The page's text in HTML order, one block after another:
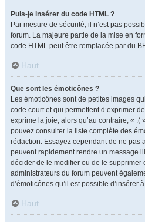
Puis-je insérer du code HTML ?
Par mesure de sécurité, il n’est pas
forum. La majeure partie de la mise en
code HTML peut être remplacée par du
Haut
Que sont les émoticônes ?
Les émoticônes sont de petites images
code court et qui permettent d’exprimer
exprime la joie, alors qu’au contraire, « :(
pouvez consulter la liste complète des
rédaction. Essayez cependant de ne pas
peuvent rapidement rendre un message
décider de le modifier ou de le supprimer
administrateurs du forum peuvent
d’émoticônes qu’il est possible d’insérer
Haut